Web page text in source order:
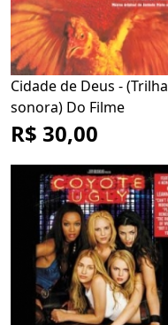
Cidade de Deus - (Trilha
sonora) Do Filme
R$ 30,00